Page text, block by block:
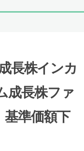
長株インカ
成長株ファ
基準価額下